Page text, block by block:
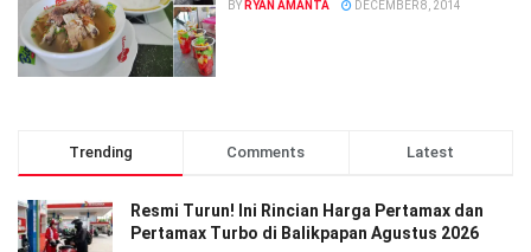
BY RYAN AMANTA DECEMBER 8, 2014
Trending Comments Latest
Resmi Turun! Ini Rincian Harga Pertamax dan
Pertamax Turbo di Balikpapan Agustus 2026